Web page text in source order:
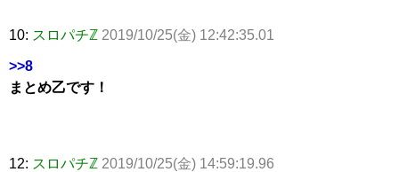
10: スロパチℤ 2019/10/25(金) 12:42:35.01
>>8
まとめ乙です！
12: スロパチℤ 2019/10/25(金) 14:59:19.96